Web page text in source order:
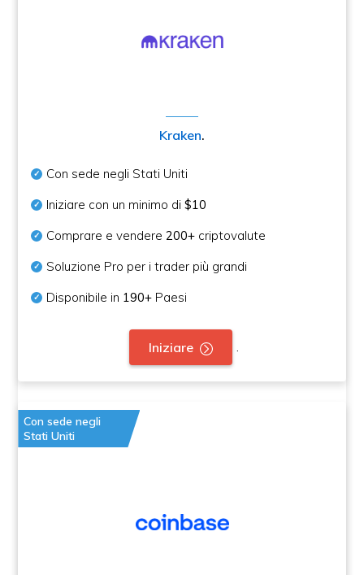
Kraken.
Con sede negli Stati Uniti
Iniziare con un minimo di$10
Comprare e vendere200+ criptovalute
Soluzione Pro per i trader più grandi
Disponibile in 190+ Paesi
Iniziare
Con sede negli
Stati Uniti